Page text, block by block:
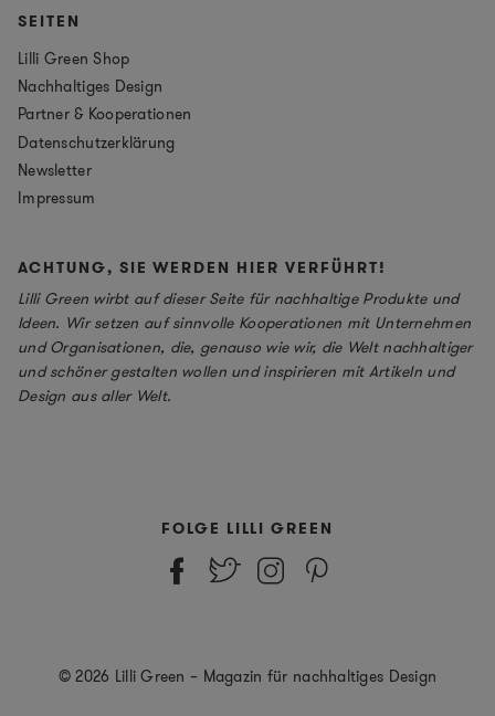
SEITEN
Lilli Green Shop
Nachhaltiges Design
Partner & Kooperationen
Datenschutzerklärung
Newsletter
Impressum
ACHTUNG, SIE WERDEN HIER VERFÜHRT!
Lilli Green wirbt auf dieser Seite für nachhaltige Produkte und
Ideen. Wir setzen auf sinnvolle Kooperationen mit Unternehmen
und Organisationen, die, genauso wie wir, die Welt nachhaltiger
und schöner gestalten wollen und inspirieren mit Artikeln und
Design aus aller Welt.
FOLGE LILLI GREEN
© 2026 Lilli Green – Magazin für nachhaltiges Design